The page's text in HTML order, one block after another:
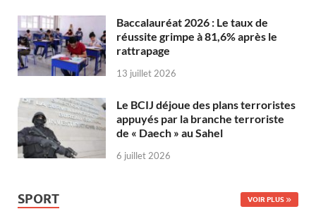
Baccalauréat 2026 : Le taux de
réussite grimpe à 81,6% après le
rattrapage
13 juillet 2026
Le BCIJ déjoue des plans terroristes
appuyés par la branche terroriste
de « Daech » au Sahel
6 juillet 2026
SPORT VOIR PLUS